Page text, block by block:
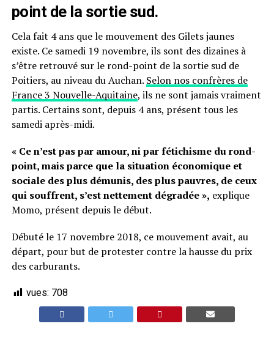
point de la sortie sud.
Cela fait 4 ans que le mouvement des Gilets jaunes
existe. Ce samedi 19 novembre, ils sont des dizaines à
s’être retrouvé sur le rond-point de la sortie sud de
Poitiers, au niveau du Auchan. Selon nos confrères de
France 3 Nouvelle-Aquitaine, ils ne sont jamais vraiment
partis. Certains sont, depuis 4 ans, présent tous les
samedi après-midi.
« Ce n’est pas par amour, ni par fétichisme du rond-
point, mais parce que la situation économique et
sociale des plus démunis, des plus pauvres, de ceux
qui souffrent, s’est nettement dégradée », explique
Momo, présent depuis le début.
Débuté le 17 novembre 2018, ce mouvement avait, au
départ, pour but de protester contre la hausse du prix
des carburants.
vues: 708